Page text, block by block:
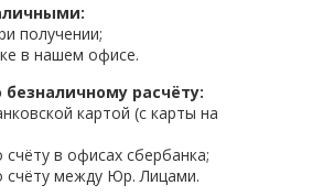
получении;
в нашем офисе.
безналичному расчёту:
картой (с карты на
счёту в офисах сбербанка;
счёту между Юр. Лицами.